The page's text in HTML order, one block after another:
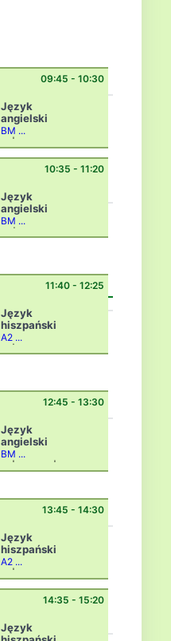
09:45 - 10:30
Język
angielski
BM ...
6a|dz
10:35 - 11:20
Język
angielski
BM ...
4a|dz
11:40 - 12:25
Język
hiszpański
A2 ...
12:45 - 13:30
Język
angielski
BM ...
8b|an1 +
8c|an1
13:45 - 14:30
Język
hiszpański
A2 ...
7b|gh
14:35 - 15:20
Język